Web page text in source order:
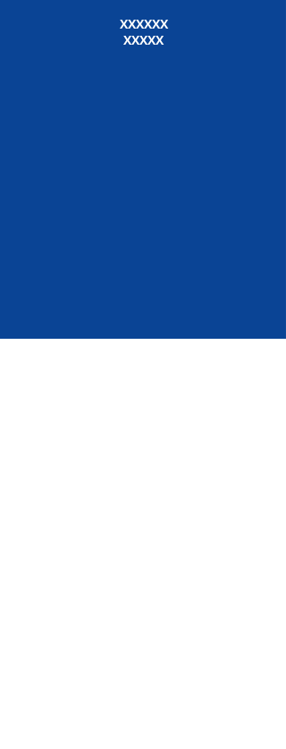
XXXXXX
XXXXX
Laissez nous vos coordonnées: